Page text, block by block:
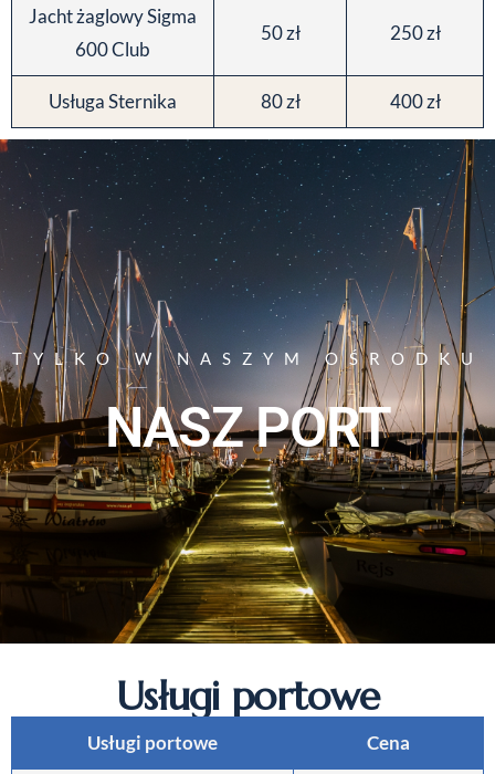
Jacht żaglowy Sigma
600 Club
50 zł 250 zł
Usługa Sternika 80 zł 400 zł
TYLKO W NASZYM OŚRODKU
NASZ PORT
Usługi portowe
Usługi portowe Cena